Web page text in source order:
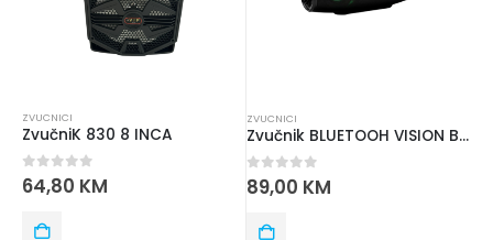
ZVUCNICI
ZvučniK 830 8 INCA
0 out of 5
64,80 KM
ZVUCNICI
Zvučnik BLUETOOH VISION B100
0 out of 5
89,00 KM